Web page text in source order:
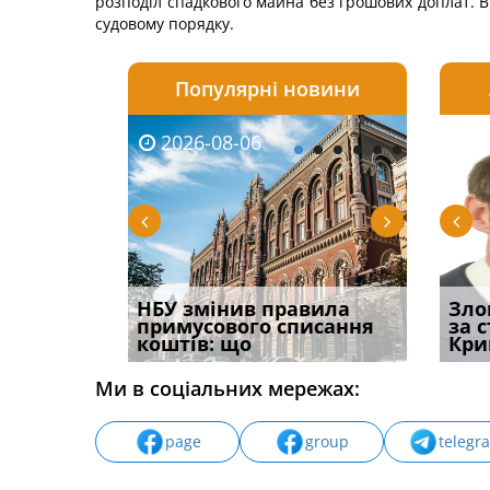
судовому порядку.
Популярні новини
2026-08-06
НБУ змінив правила
примусового списання
коштів: що
Якщо
2026-08-03
Водії можуть отримати
компенсацію за
незаконні дії
за
Ми в соціальних мережах:
page group